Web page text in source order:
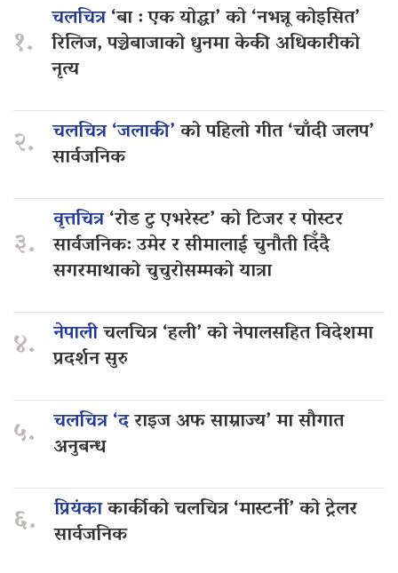
१.
चलचित्र‘बा : एक योद्धा’ को ‘नभन्नू कोइसित’
रिलिज, पञ्चेबाजाको धुनमा केकी अधिकारीको
नृत्य
२. चलचित्र ‘जलाकी’को पहिलो गीत ‘चाँदी जलप’
सार्वजनिक
३.
वृत्तचित्र‘रोड टु एभरेस्ट’ को टिजर र पोस्टर
सार्वजनिक: उमेर र सीमालाई चुनौती दिँदै
सगरमाथाको चुचुरोसम्मको यात्रा
४. नेपालीचलचित्र ‘हली’ को नेपालसहित विदेशमा
प्रदर्शन सुरु
५. चलचित्र ‘दराइज अफ साम्राज्य’ मा सौगात
अनुबन्ध
६. प्रियंकाकार्कीको चलचित्र ‘मास्टर्नी’ को ट्रेलर
सार्वजनिक